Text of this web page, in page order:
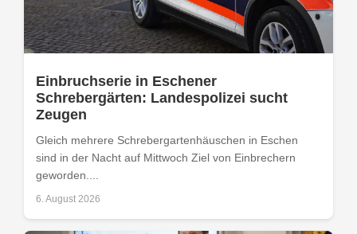
Einbruchserie in Eschener
Schrebergärten: Landespolizei sucht
Zeugen
Gleich mehrere Schrebergartenhäuschen in Eschen
sind in der Nacht auf Mittwoch Ziel von Einbrechern
geworden....
6. August 2026